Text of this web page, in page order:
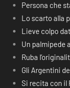
Persona che
Lo scarto alla
Lieve colpo
Un palmipede
Ruba
Gli Argentini
Si recita con il